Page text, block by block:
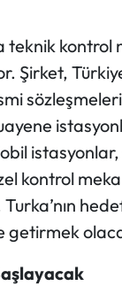
kontrol
Şirket,
kontrol
getirmek